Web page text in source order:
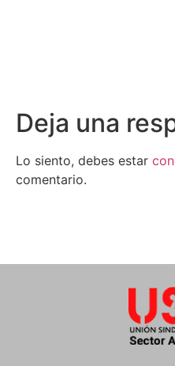
Deja una
Lo siento, debes estar
comentario.